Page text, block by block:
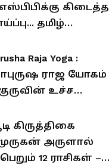
கிடைத்த
தமிழ்
Raja Yoga :
ராஜ யோகம்
உச்ச
கிருத்திகை
அருளால்
12 ராசிகள் –